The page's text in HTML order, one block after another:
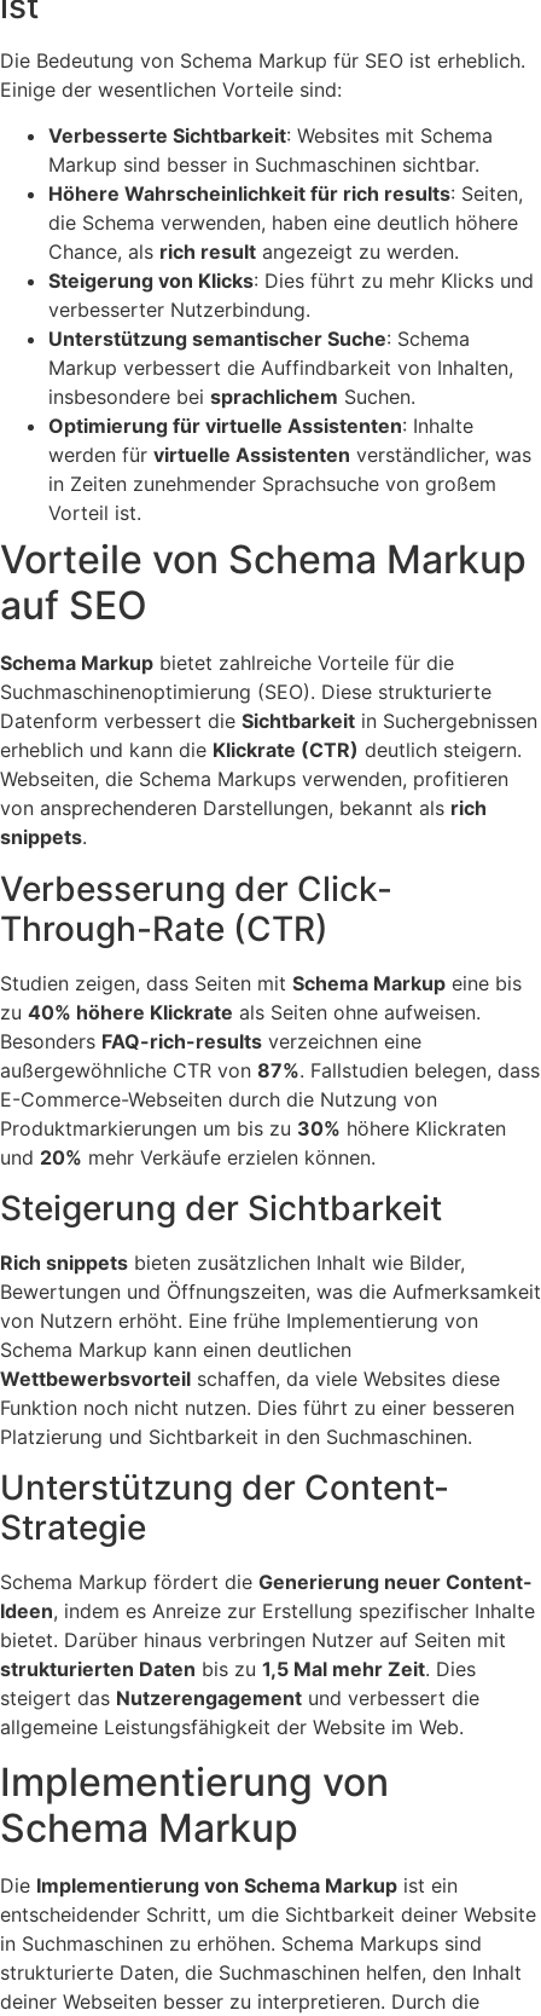
Die Bedeutung von Schema Markup für SEO ist erheblich.
Einige der wesentlichen Vorteile sind:
Verbesserte Sichtbarkeit: Websites mit Schema
Markup sind besser in Suchmaschinen sichtbar.
Höhere Wahrscheinlichkeit für rich results: Seiten,
die Schema verwenden, haben eine deutlich höhere
Chance, als rich result angezeigt zu werden.
Steigerung von Klicks: Dies führt zu mehr Klicks und
verbesserter Nutzerbindung.
Unterstützung semantischer Suche: Schema
Markup verbessert die Auffindbarkeit von Inhalten,
insbesondere bei sprachlichem Suchen.
Optimierung für virtuelle Assistenten: Inhalte
werden für virtuelle Assistenten verständlicher, was
in Zeiten zunehmender Sprachsuche von großem
Vorteil ist.
Vorteile von Schema Markup
auf SEO
Schema Markup bietet zahlreiche Vorteile für die
Suchmaschinenoptimierung (SEO). Diese strukturierte
Datenform verbessert die Sichtbarkeit in Suchergebnissen
erheblich und kann die Klickrate (CTR) deutlich steigern.
Webseiten, die Schema Markups verwenden, profitieren
von ansprechenderen Darstellungen, bekannt als rich
snippets.
Verbesserung der Click-
Through-Rate (CTR)
Studien zeigen, dass Seiten mit Schema Markup eine bis
zu 40% höhere Klickrate als Seiten ohne aufweisen.
Besonders FAQ-rich-results verzeichnen eine
außergewöhnliche CTR von 87%. Fallstudien belegen, dass
E-Commerce-Webseiten durch die Nutzung von
Produktmarkierungen um bis zu 30% höhere Klickraten
und 20% mehr Verkäufe erzielen können.
Steigerung der Sichtbarkeit
Rich snippets bieten zusätzlichen Inhalt wie Bilder,
Bewertungen und Öffnungszeiten, was die Aufmerksamkeit
von Nutzern erhöht. Eine frühe Implementierung von
Schema Markup kann einen deutlichen
Wettbewerbsvorteil schaffen, da viele Websites diese
Funktion noch nicht nutzen. Dies führt zu einer besseren
Platzierung und Sichtbarkeit in den Suchmaschinen.
Unterstützung der Content-
Strategie
Schema Markup fördert die Generierung neuer Content-
Ideen, indem es Anreize zur Erstellung spezifischer Inhalte
bietet. Darüber hinaus verbringen Nutzer auf Seiten mit
strukturierten Daten bis zu 1,5 Mal mehr Zeit. Dies
steigert das Nutzerengagement und verbessert die
allgemeine Leistungsfähigkeit der Website im Web.
Implementierung von
Schema Markup
Die Implementierung von Schema Markup ist ein
entscheidender Schritt, um die Sichtbarkeit deiner Website
in Suchmaschinen zu erhöhen. Schema Markups sind
strukturierte Daten, die Suchmaschinen helfen, den Inhalt
deiner Webseiten besser zu interpretieren. Durch die